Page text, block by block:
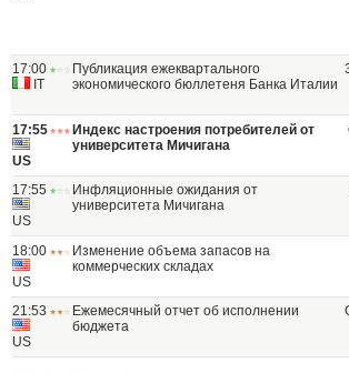
17:00
IT
Публикация ежеквартального
экономического бюллетеня Банка Италии
17:55
US
Индекс настроения потребителей от
университета Мичигана
17:55
US
Инфляционные ожидания от
университета Мичигана
18:00
US
Изменение объема запасов на
коммерческих складах
21:53
US
Ежемесячный отчет об исполнении
бюджета